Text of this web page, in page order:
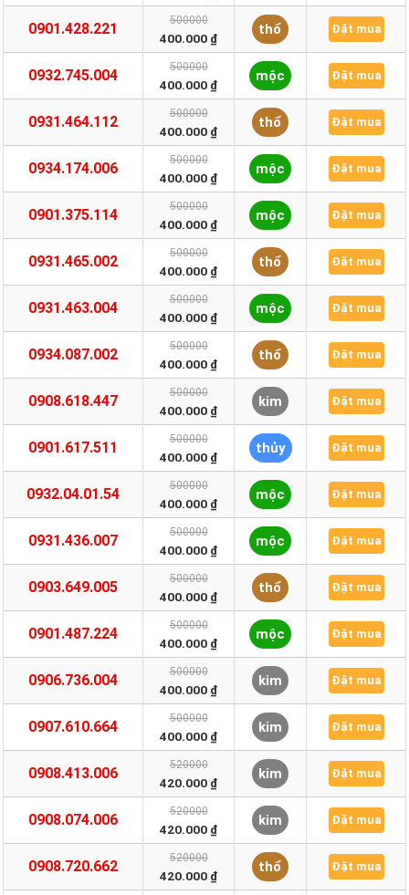
0901.428.221 500000
400.000 ₫
thổ Đặt mua
0932.745.004 500000
400.000 ₫
mộc Đặt mua
0931.464.112 500000
400.000 ₫
thổ Đặt mua
0934.174.006 500000
400.000 ₫
mộc Đặt mua
0901.375.114 500000
400.000 ₫
mộc Đặt mua
0931.465.002 500000
400.000 ₫
thổ Đặt mua
0931.463.004 500000
400.000 ₫
mộc Đặt mua
0934.087.002 500000
400.000 ₫
thổ Đặt mua
0908.618.447 500000
400.000 ₫
kim Đặt mua
0901.617.511 500000
400.000 ₫
thủy Đặt mua
0932.04.01.54 500000
400.000 ₫
mộc Đặt mua
0931.436.007 500000
400.000 ₫
mộc Đặt mua
0903.649.005 500000
400.000 ₫
thổ Đặt mua
0901.487.224 500000
400.000 ₫
mộc Đặt mua
0906.736.004 500000
400.000 ₫
kim Đặt mua
0907.610.664 500000
400.000 ₫
kim Đặt mua
0908.413.006 520000
420.000 ₫
kim Đặt mua
0908.074.006 520000
420.000 ₫
kim Đặt mua
0908.720.662 520000
420.000 ₫
thổ Đặt mua